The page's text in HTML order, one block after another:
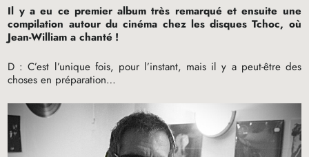
Il y a eu ce premier album très remarqué et ensuite une
compilation autour du cinéma chez les disques Tchoc, où
Jean-William a chanté !
D : C’est l’unique fois, pour l’instant, mais il y a peut-être des
choses en préparation…